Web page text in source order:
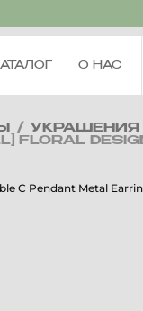
О НАС
/ УКРАШЕНИЯ
FLORAL